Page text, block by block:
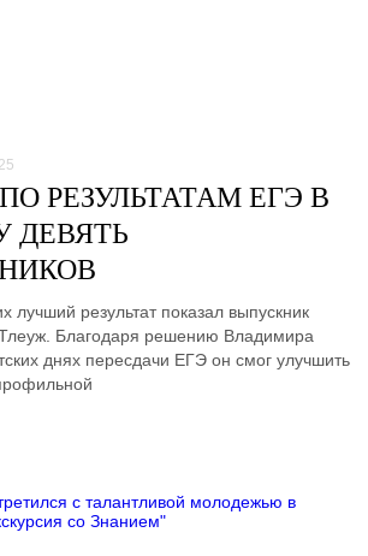
РЕЗУЛЬТАТАМ ЕГЭ В
ДЕВЯТЬ
лучший результат показал выпускник
Благодаря решению Владимира
днях пересдачи ЕГЭ он смог улучшить